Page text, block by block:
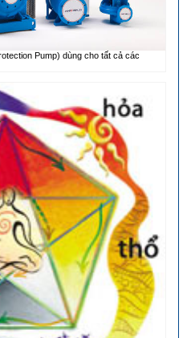
Pump) dùng cho tất cả các